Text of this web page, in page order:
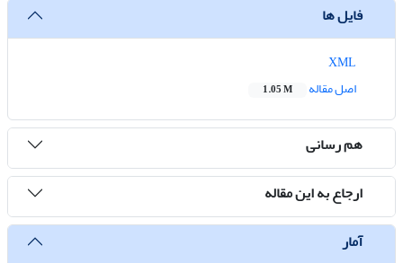
فایل ها
اصل مقاله
1.05 M
هم رسانی
ارجاع به این مقاله
آمار